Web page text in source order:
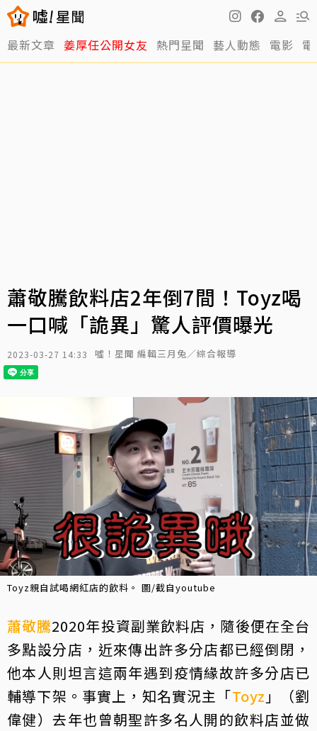
最新文章 姜厚任公開女友 熱門星聞 藝人動態 電影
蕭敬騰飲料店2年倒7間！Toyz喝
一口喊「詭異」驚人評價曝光
2023-03-27 14:33 噓！星聞 編輯三月兔／綜合報導
Toyz親自試喝網紅店的飲料。 圖/截自youtube
蕭敬騰2020年投資副業飲料店，隨後便在全台
多點設分店，近來傳出許多分店都已經倒閉，
他本人則坦言這兩年遇到疫情緣故許多分店已
輔導下架。事實上，知名實況主「Toyz 」（劉
偉健）去年也曾朝聖許多名人開的飲料店並做